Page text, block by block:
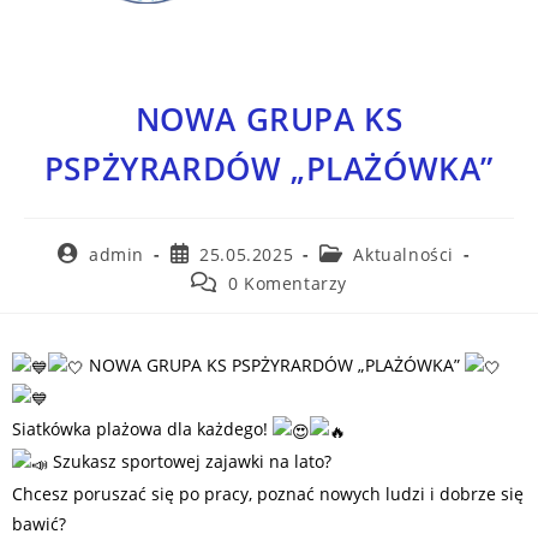
NOWA GRUPA KS
PSPŻYRARDÓW „PLAŻÓWKA”
admin 25.05.2025
Aktualności
0 Komentarzy
NOWA GRUPA KS PSPŻYRARDÓW „PLAŻÓWKA”
Siatkówka plażowa dla każdego!
Szukasz sportowej zajawki na lato?
Chcesz poruszać się po pracy, poznać nowych ludzi i dobrze się
bawić?